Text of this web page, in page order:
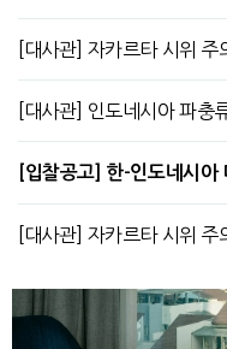
[대사관] 자카르타 시위
[대사관] 인도네시아 파충
[입찰공고] 한-인도네시아
[대사관] 자카르타 시위